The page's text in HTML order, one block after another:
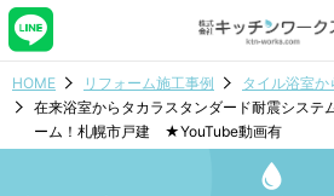
HOME リフォーム施工事例
タイル浴室か
在来浴室からタカラスタンダード耐震システ
ーム！札幌市戸建 ★YouTube動画有